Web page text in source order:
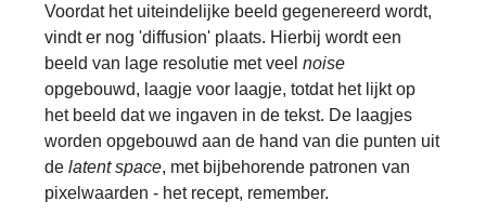
Voordat het uiteindelijke beeld gegenereerd wordt,
vindt er nog 'diffusion' plaats. Hierbij wordt een
beeld van lage resolutie met veel noise
opgebouwd, laagje voor laagje, totdat het lijkt op
het beeld dat we ingaven in de tekst. De laagjes
worden opgebouwd aan de hand van die punten uit
de latent space, met bijbehorende patronen van
pixelwaarden - het recept, remember.